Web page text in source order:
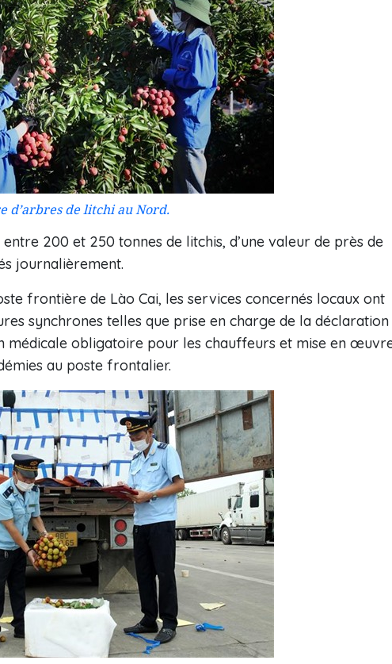
d’arbres de litchi au Nord.
entre 200 et 250 tonnes de litchis, d’une valeur de près de
journalièrement.
frontière de Lào Cai, les services concernés locaux ont
synchrones telles que prise en charge de la déclaration
médicale obligatoire pour les chauffeurs et mise en
au poste frontalier.